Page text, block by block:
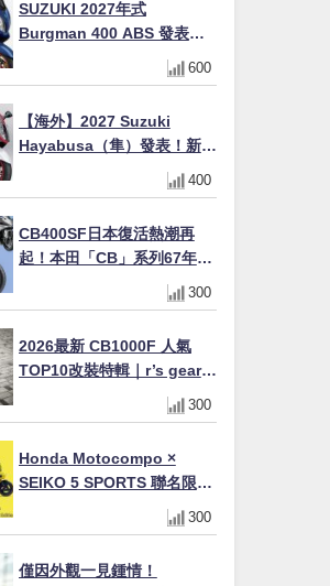
SUZUKI 2027年式
Burgman 400 ABS 發表！
8/18日本上市、支援E10汽油
售價98萬100日圓
600
【海外】2027 Suzuki
Hayabusa（隼）發表！新增
Special Edition 特仕版，全
新珍珠白塗裝與專屬配備登
400
CB400SF日本復活熱潮再
起！本田「CB」系列67年傳
奇解密 與CBR差異一次搞懂
300
2026最新 CB1000F 人氣
TOP10改裝特輯｜r’s gear鈦
合金排氣管、OHLINS TTX
後避震、HONDA頭燈整流罩
300
Honda Motocompo ×
SEIKO 5 SPORTS 聯名限量
錶登場！重現黃色車身、油
箱開關等經典設計
300
僅因外觀一見鍾情！